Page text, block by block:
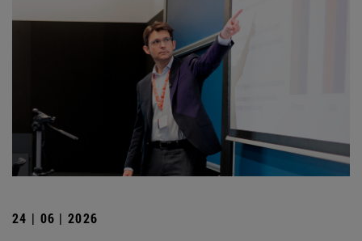
24 | 06 | 2026